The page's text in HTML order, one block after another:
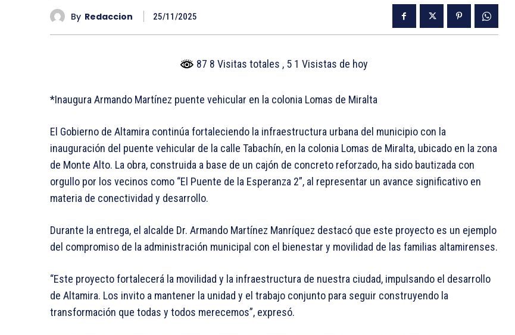
By Redaccion 25/11/2025
87 8 Visitas totales , 5 1 Visistas de hoy
*Inaugura Armando Martínez puente vehicular en la colonia Lomas de Miralta
El Gobierno de Altamira continúa fortaleciendo la infraestructura urbana del municipio con la
inauguración del puente vehicular de la calle Tabachín, en la colonia Lomas de Miralta, ubicado en la zona
de Monte Alto. La obra, construida a base de un cajón de concreto reforzado, ha sido bautizada con
orgullo por los vecinos como “El Puente de la Esperanza 2”, al representar un avance significativo en
materia de conectividad y desarrollo.
Durante la entrega, el alcalde Dr. Armando Martínez Manríquez destacó que este proyecto es un ejemplo
del compromiso de la administración municipal con el bienestar y movilidad de las familias altamirenses.
“Este proyecto fortalecerá la movilidad y la infraestructura de nuestra ciudad, impulsando el desarrollo
de Altamira. Los invito a mantener la unidad y el trabajo conjunto para seguir construyendo la
transformación que todas y todos merecemos”, expresó.